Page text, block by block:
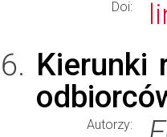
Doi:
Kierunki
Autorzy: